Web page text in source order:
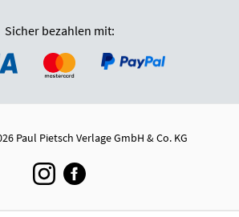
Sicher bezahlen mit:
Paul Pietsch Verlage GmbH & Co. KG